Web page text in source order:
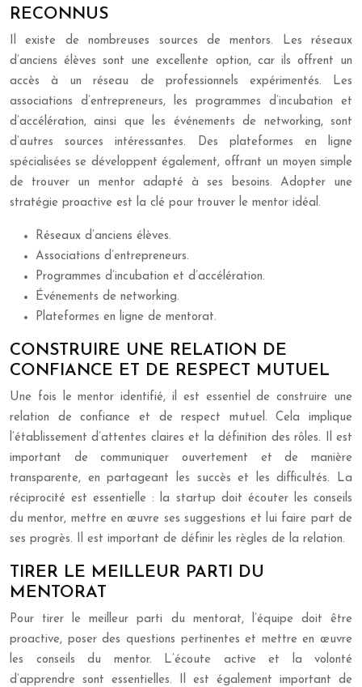
RECONNUS
Il existe de nombreuses sources de mentors. Les réseaux
d’anciens élèves sont une excellente option, car ils offrent un
accès à un réseau de professionnels expérimentés. Les
associations d’entrepreneurs, les programmes d’incubation et
d’accélération, ainsi que les événements de networking, sont
d’autres sources intéressantes. Des plateformes en ligne
spécialisées se développent également, offrant un moyen simple
de trouver un mentor adapté à ses besoins. Adopter une
stratégie proactive est la clé pour trouver le mentor idéal.
Réseaux d’anciens élèves.
Associations d’entrepreneurs.
Programmes d’incubation et d’accélération.
Événements de networking.
Plateformes en ligne de mentorat.
CONSTRUIRE UNE RELATION DE
CONFIANCE ET DE RESPECT MUTUEL
Une fois le mentor identifié, il est essentiel de construire une
relation de confiance et de respect mutuel. Cela implique
l’établissement d’attentes claires et la définition des rôles. Il est
important de communiquer ouvertement et de manière
transparente, en partageant les succès et les difficultés. La
réciprocité est essentielle : la startup doit écouter les conseils
du mentor, mettre en œuvre ses suggestions et lui faire part de
ses progrès. Il est important de définir les règles de la relation.
TIRER LE MEILLEUR PARTI DU
MENTORAT
Pour tirer le meilleur parti du mentorat, l’équipe doit être
proactive, poser des questions pertinentes et mettre en œuvre
les conseils du mentor. L’écoute active et la volonté
d’apprendre sont essentielles. Il est également important de